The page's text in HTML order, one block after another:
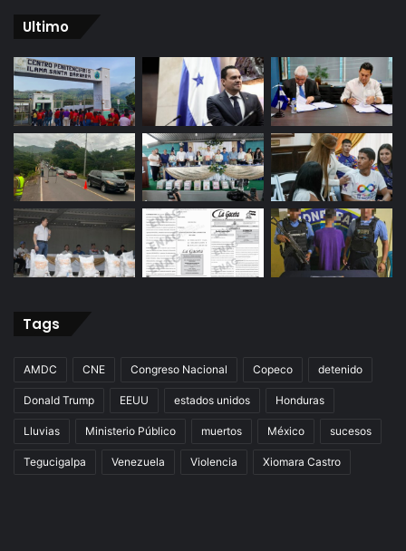
Ultimo
Tags
AMDC CNE Congreso Nacional Copeco detenido
Donald Trump EEUU estados unidos Honduras
Lluvias Ministerio Público muertos México sucesos
Tegucigalpa Venezuela Violencia Xiomara Castro